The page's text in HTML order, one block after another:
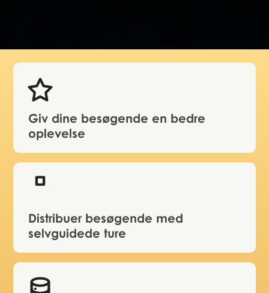
Giv dine besøgende en bedre
oplevelse
Distribuer besøgende med
selvguidede ture